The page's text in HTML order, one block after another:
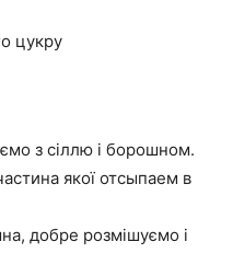
цукру
з сіллю і борошном.
якої отсыпаем в
добре розмішуємо і